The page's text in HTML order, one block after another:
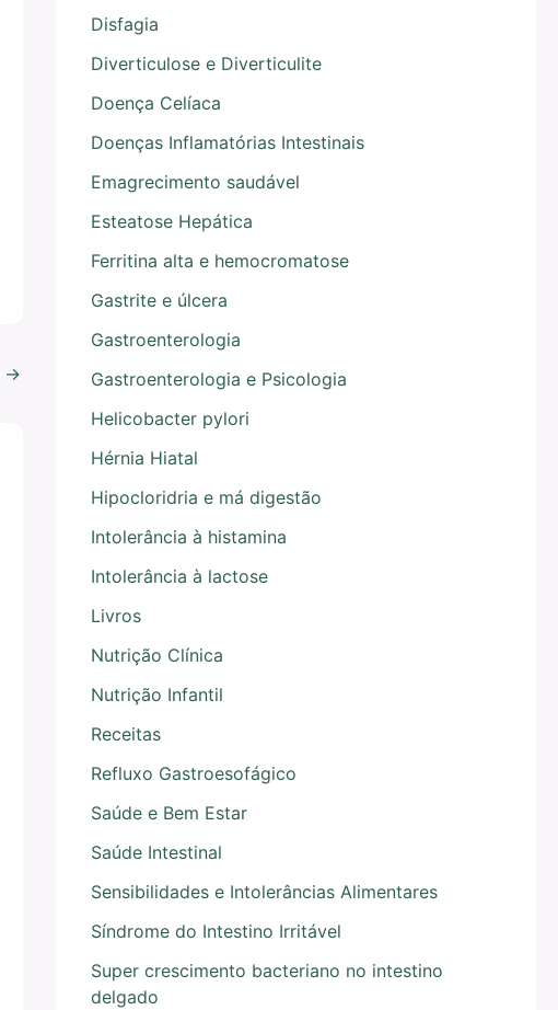
→
Disfagia
Diverticulose e Diverticulite
Doença Celíaca
Doenças Inflamatórias Intestinais
Emagrecimento saudável
Esteatose Hepática
Ferritina alta e hemocromatose
Gastrite e úlcera
Gastroenterologia
Gastroenterologia e Psicologia
Helicobacter pylori
Hérnia Hiatal
Hipocloridria e má digestão
Intolerância à histamina
Intolerância à lactose
Livros
Nutrição Clínica
Nutrição Infantil
Receitas
Refluxo Gastroesofágico
Saúde e Bem Estar
Saúde Intestinal
Sensibilidades e Intolerâncias Alimentares
Síndrome do Intestino Irritável
Super crescimento bacteriano no intestino
delgado